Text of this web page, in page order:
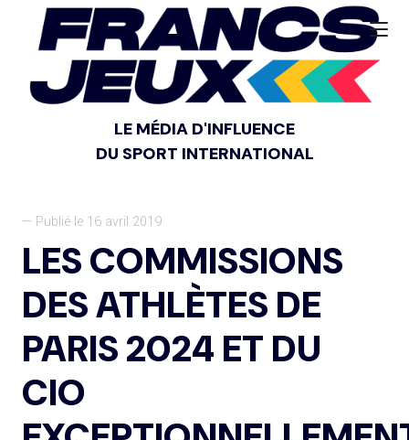
LE MÉDIA D'INFLUENCE
DU SPORT INTERNATIONAL
— Publié le 16 avril 2019
LES COMMISSIONS
DES ATHLÈTES DE
PARIS 2024 ET DU
CIO